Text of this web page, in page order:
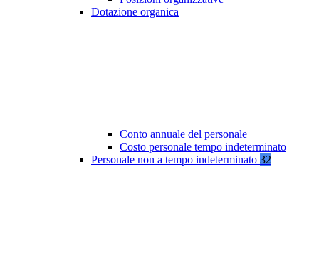
Dotazione organica
Conto annuale del personale
Costo personale tempo indeterminato
Personale non a tempo indeterminato 32